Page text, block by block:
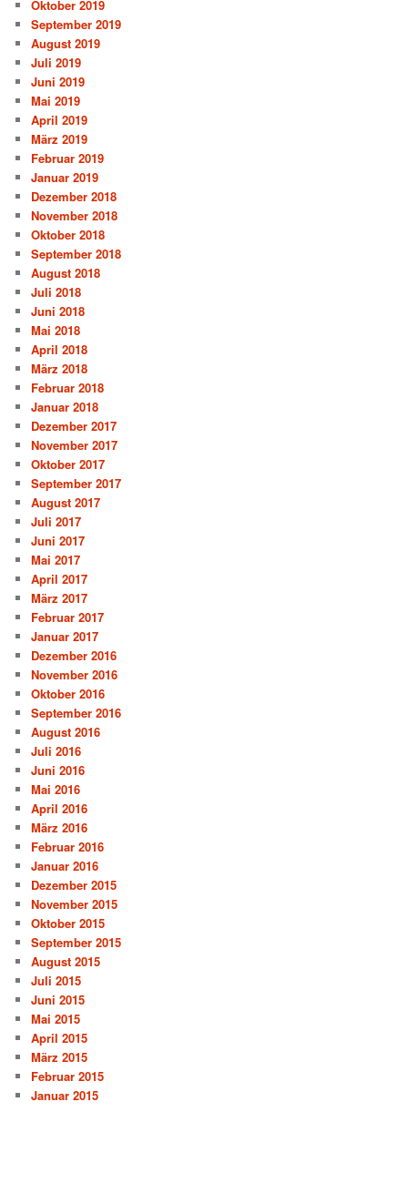
Oktober 2019
September 2019
August 2019
Juli 2019
Juni 2019
Mai 2019
April 2019
März 2019
Februar 2019
Januar 2019
Dezember 2018
November 2018
Oktober 2018
September 2018
August 2018
Juli 2018
Juni 2018
Mai 2018
April 2018
März 2018
Februar 2018
Januar 2018
Dezember 2017
November 2017
Oktober 2017
September 2017
August 2017
Juli 2017
Juni 2017
Mai 2017
April 2017
März 2017
Februar 2017
Januar 2017
Dezember 2016
November 2016
Oktober 2016
September 2016
August 2016
Juli 2016
Juni 2016
Mai 2016
April 2016
März 2016
Februar 2016
Januar 2016
Dezember 2015
November 2015
Oktober 2015
September 2015
August 2015
Juli 2015
Juni 2015
Mai 2015
April 2015
März 2015
Februar 2015
Januar 2015